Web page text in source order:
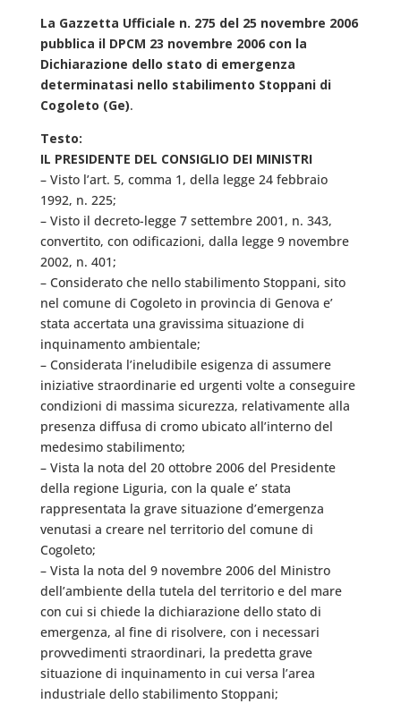
La Gazzetta Ufficiale n. 275 del 25 novembre 2006
pubblica il DPCM 23 novembre 2006 con la
Dichiarazione dello stato di emergenza
determinatasi nello stabilimento Stoppani di
Cogoleto (Ge).
Testo:
IL PRESIDENTE DEL CONSIGLIO DEI MINISTRI
– Visto l’art. 5, comma 1, della legge 24 febbraio
1992, n. 225;
– Visto il decreto-legge 7 settembre 2001, n. 343,
convertito, con odificazioni, dalla legge 9 novembre
2002, n. 401;
– Considerato che nello stabilimento Stoppani, sito
nel comune di Cogoleto in provincia di Genova e’
stata accertata una gravissima situazione di
inquinamento ambientale;
– Considerata l’ineludibile esigenza di assumere
iniziative straordinarie ed urgenti volte a conseguire
condizioni di massima sicurezza, relativamente alla
presenza diffusa di cromo ubicato all’interno del
medesimo stabilimento;
– Vista la nota del 20 ottobre 2006 del Presidente
della regione Liguria, con la quale e’ stata
rappresentata la grave situazione d’emergenza
venutasi a creare nel territorio del comune di
Cogoleto;
– Vista la nota del 9 novembre 2006 del Ministro
dell’ambiente della tutela del territorio e del mare
con cui si chiede la dichiarazione dello stato di
emergenza, al fine di risolvere, con i necessari
provvedimenti straordinari, la predetta grave
situazione di inquinamento in cui versa l’area
industriale dello stabilimento Stoppani;